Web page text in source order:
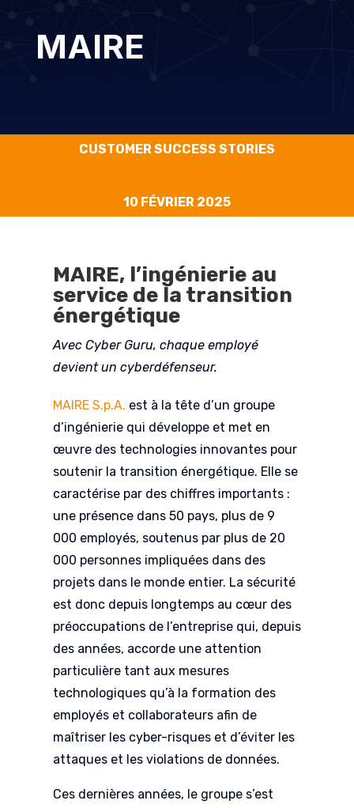
MAIRE
CUSTOMER SUCCESS STORIES
10 FÉVRIER 2025
MAIRE, l’ingénierie au
service de la transition
énergétique
Avec Cyber Guru, chaque employé
devient un cyberdéfenseur.
MAIRE S.p.A. est à la tête d’un groupe
d’ingénierie qui développe et met en
œuvre des technologies innovantes pour
soutenir la transition énergétique. Elle se
caractérise par des chiffres importants :
une présence dans 50 pays, plus de 9
000 employés, soutenus par plus de 20
000 personnes impliquées dans des
projets dans le monde entier. La sécurité
est donc depuis longtemps au cœur des
préoccupations de l’entreprise qui, depuis
des années, accorde une attention
particulière tant aux mesures
technologiques qu’à la formation des
employés et collaborateurs afin de
maîtriser les cyber-risques et d’éviter les
attaques et les violations de données.
Ces dernières années, le groupe s’est